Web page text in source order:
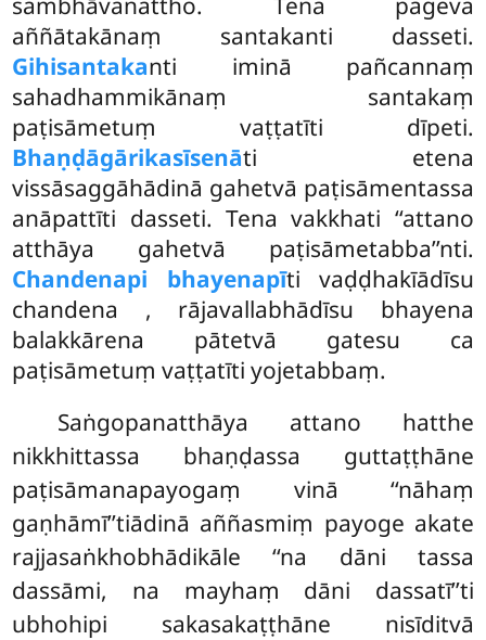
aññātakānaṃ santakanti dasseti.
Gihisantakanti iminā pañcannaṃ
sahadhammikānaṃ santakaṃ
paṭisāmetuṃ vaṭṭatīti dīpeti.
Bhaṇḍāgārikasīsenāti etena
vissāsaggāhādinā gahetvā paṭisāmentassa
anāpattīti dasseti. Tena vakkhati ‘‘attano
atthāya gahetvā paṭisāmetabba’’nti.
Chandenapi bhayenapīti vaḍḍhakīādīsu
chandena , rājavallabhādīsu bhayena
balakkārena pātetvā gatesu ca
paṭisāmetuṃ vaṭṭatīti yojetabbaṃ.
Saṅgopanatthāya attano hatthe
nikkhittassa bhaṇḍassa guttaṭṭhāne
paṭisāmanapayogaṃ vinā ‘‘nāhaṃ
gaṇhāmī’’tiādinā aññasmiṃ payoge akate
rajjasaṅkhobhādikāle ‘‘na dāni tassa
dassāmi, na mayhaṃ dāni dassatī’’ti
ubhohipi sakasakaṭṭhāne nisīditvā